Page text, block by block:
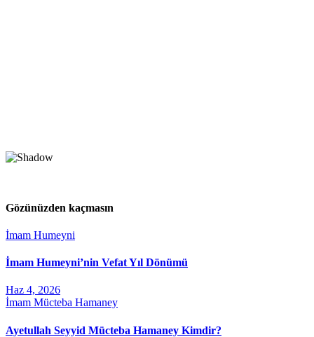
Gözünüzden kaçmasın
İmam Humeyni
İmam Humeyni’nin Vefat Yıl Dönümü
Haz 4, 2026
İmam Mücteba Hamaney
Ayetullah Seyyid Mücteba Hamaney Kimdir?